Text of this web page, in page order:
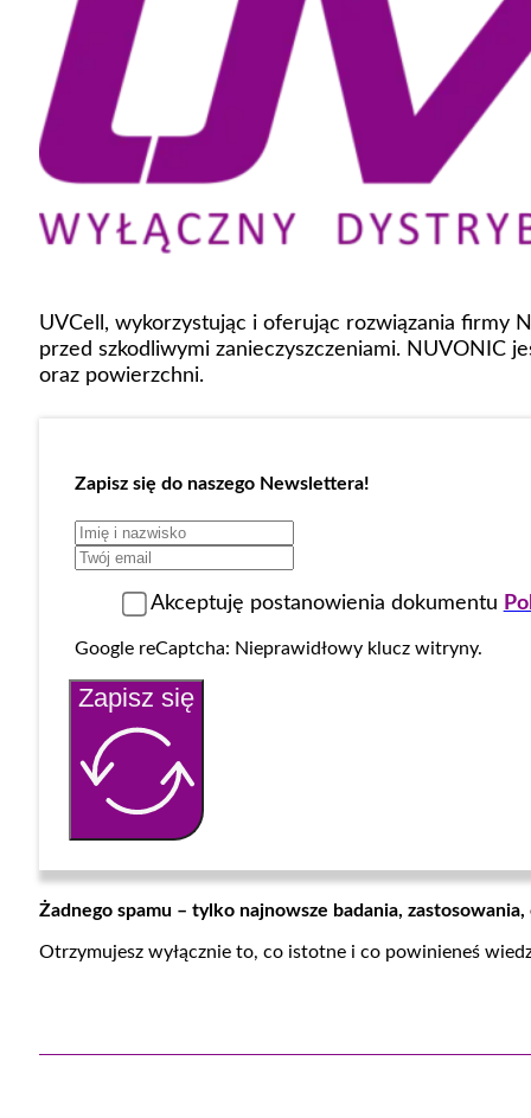
UVCell, wykorzystując i oferując rozwiązania firmy
przed szkodliwymi zanieczyszczeniami. NUVONIC
oraz powierzchni.
Zapisz się do naszego Newslettera!
Akceptuję postanowienia dokumentu
Google reCaptcha: Nieprawidłowy klucz witryny.
Zapisz się
Żadnego spamu – tylko najnowsze badania,
Otrzymujesz wyłącznie to, co istotne i co powinieneś